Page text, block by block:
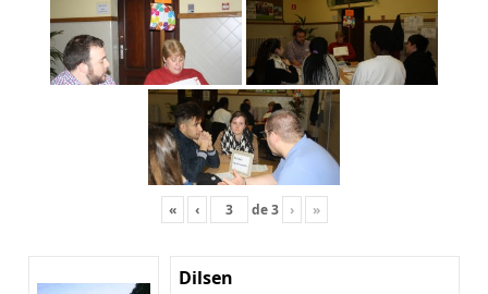
« ‹ de3 › »
Dilsen